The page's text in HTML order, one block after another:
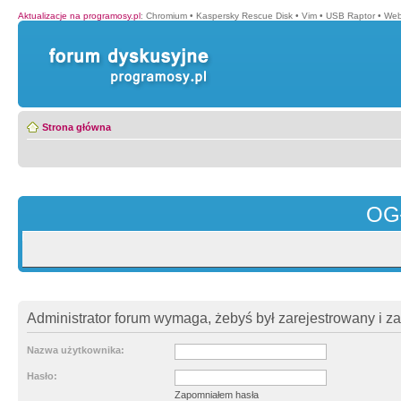
Aktualizacje na programosy.pl: Chromium • Kaspersky Rescue Disk • Vim • USB Raptor •
Strona główna
Administrator forum wymaga, żebyś był zarejestrowany i
Nazwa użytkownika:
Hasło:
Zapomniałem hasła